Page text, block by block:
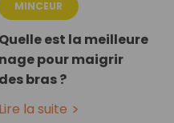
MINCEUR
Quelle est la meilleure
nage pour maigrir
des bras ?
Lire la suite